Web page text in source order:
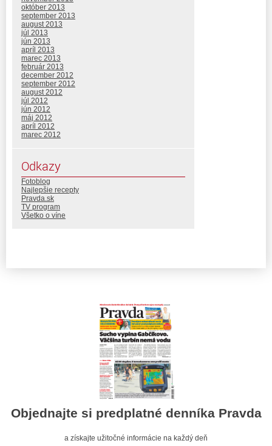
október 2013
september 2013
august 2013
júl 2013
jún 2013
apríl 2013
marec 2013
február 2013
december 2012
september 2012
august 2012
júl 2012
jún 2012
máj 2012
apríl 2012
marec 2012
Odkazy
Fotoblog
Najlepšie recepty
Pravda.sk
TV program
Všetko o víne
Objednajte si predplatné denníka Pravda
a získajte užitočné informácie na každý deň